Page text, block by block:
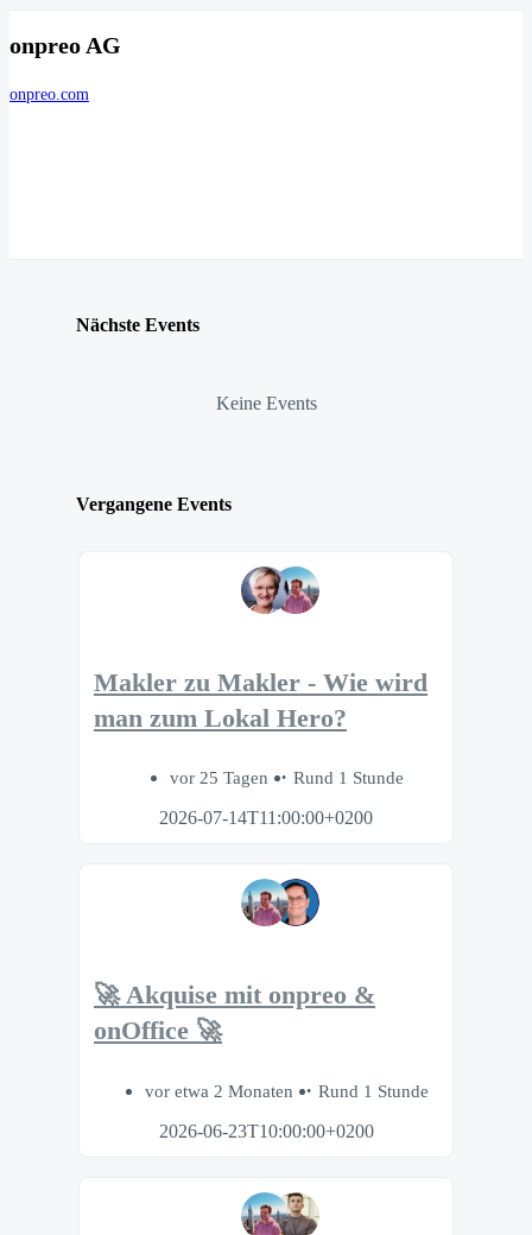
onpreo AG
onpreo.com
Nächste Events
Keine Events
Vergangene Events
Makler zu Makler - Wie wird
man zum Lokal Hero?
vor 25 Tagen
Rund 1 Stunde
2026-07-14T11:00:00+0200
🚀 Akquise mit onpreo &
onOffice 🚀
vor etwa 2 Monaten
Rund 1 Stunde
2026-06-23T10:00:00+0200